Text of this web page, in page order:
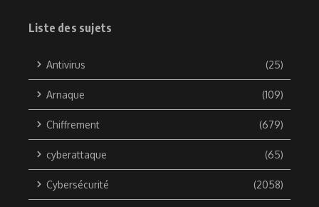
Liste des sujets
Antivirus (25)
Arnaque (109)
Chiffrement (679)
cyberattaque (65)
Cybersécurité (2058)